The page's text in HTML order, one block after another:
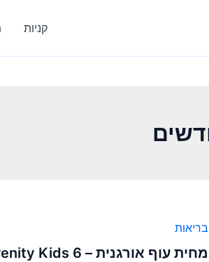
קניות
בריאות
מחית עוף אורגנית – Serenity Kids 6+ חודשים